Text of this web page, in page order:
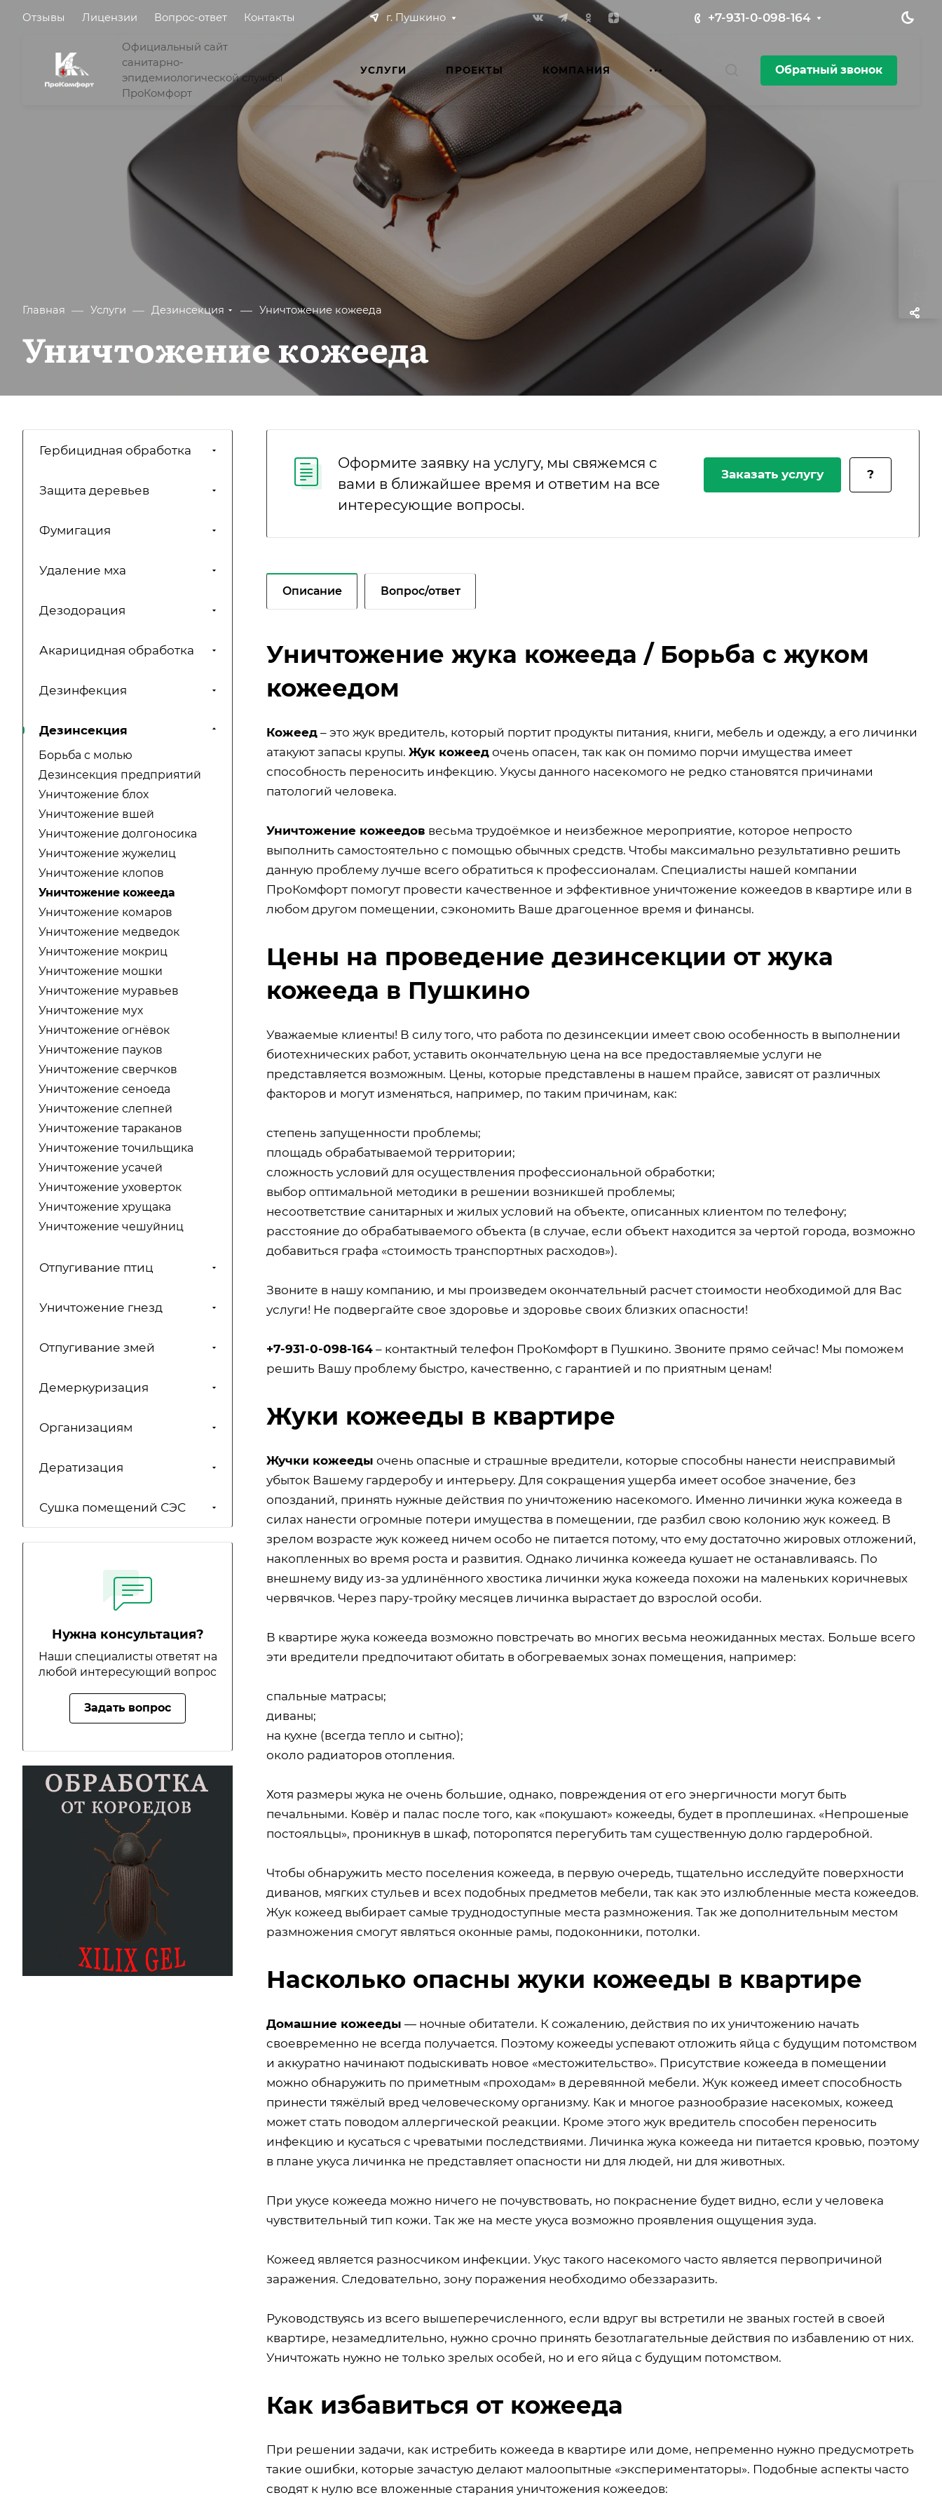
Отзывы Лицензии Вопрос-ответ Контакты г. Пушкино +7-931-0-098-164
Официальный сайт
санитарно-
эпидемиологической службы
ПроКомфорт
УСЛУГИ ПРОЕКТЫ КОМПАНИЯ Обратный звонок
Главная — Услуги — Дезинсекция — Уничтожение кожееда
Уничтожение кожееда
Оформите заявку на услугу, мы свяжемся с
вами в ближайшее время и ответим на все
интересующие вопросы.
Заказать услугу ?
Описание Вопрос/ответ
Уничтожение жука кожееда / Борьба с жуком
кожеедом
Кожеед – это жук вредитель, который портит продукты питания, книги, мебель и одежду, а его личинки
атакуют запасы крупы. Жук кожеед очень опасен, так как он помимо порчи имущества имеет
способность переносить инфекцию. Укусы данного насекомого не редко становятся причинами
патологий человека.
Уничтожение кожеедов весьма трудоёмкое и неизбежное мероприятие, которое непросто
выполнить самостоятельно с помощью обычных средств. Чтобы максимально результативно решить
данную проблему лучше всего обратиться к профессионалам. Специалисты нашей компании
ПроКомфорт помогут провести качественное и эффективное уничтожение кожеедов в квартире или в
любом другом помещении, сэкономить Ваше драгоценное время и финансы.
Цены на проведение дезинсекции от жука
кожееда в Пушкино
Уважаемые клиенты! В силу того, что работа по дезинсекции имеет свою особенность в выполнении
биотехнических работ, уставить окончательную цена на все предоставляемые услуги не
представляется возможным. Цены, которые представлены в нашем прайсе, зависят от различных
факторов и могут изменяться, например, по таким причинам, как:
степень запущенности проблемы;
площадь обрабатываемой территории;
сложность условий для осуществления профессиональной обработки;
выбор оптимальной методики в решении возникшей проблемы;
несоответствие санитарных и жилых условий на объекте, описанных клиентом по телефону;
расстояние до обрабатываемого объекта (в случае, если объект находится за чертой города, возможно
добавиться графа «стоимость транспортных расходов»).
Звоните в нашу компанию, и мы произведем окончательный расчет стоимости необходимой для Вас
услуги! Не подвергайте свое здоровье и здоровье своих близких опасности!
+7-931-0-098-164 – контактный телефон ПроКомфорт в Пушкино. Звоните прямо сейчас! Мы поможем
решить Вашу проблему быстро, качественно, с гарантией и по приятным ценам!
Жуки кожееды в квартире
Жучки кожееды очень опасные и страшные вредители, которые способны нанести неисправимый
убыток Вашему гардеробу и интерьеру. Для сокращения ущерба имеет особое значение, без
опозданий, принять нужные действия по уничтожению насекомого. Именно личинки жука кожееда в
силах нанести огромные потери имущества в помещении, где разбил свою колонию жук кожеед. В
зрелом возрасте жук кожеед ничем особо не питается потому, что ему достаточно жировых отложений,
накопленных во время роста и развития. Однако личинка кожееда кушает не останавливаясь. По
внешнему виду из-за удлинённого хвостика личинки жука кожееда похожи на маленьких коричневых
червячков. Через пару-тройку месяцев личинка вырастает до взрослой особи.
В квартире жука кожееда возможно повстречать во многих весьма неожиданных местах. Больше всего
эти вредители предпочитают обитать в обогреваемых зонах помещения, например:
спальные матрасы;
диваны;
на кухне (всегда тепло и сытно);
около радиаторов отопления.
Хотя размеры жука не очень большие, однако, повреждения от его энергичности могут быть
печальными. Ковёр и палас после того, как «покушают» кожееды, будет в проплешинах. «Непрошеные
постояльцы», проникнув в шкаф, поторопятся перегубить там существенную долю гардеробной.
Чтобы обнаружить место поселения кожееда, в первую очередь, тщательно исследуйте поверхности
диванов, мягких стульев и всех подобных предметов мебели, так как это излюбленные места кожеедов.
Жук кожеед выбирает самые труднодоступные места размножения. Так же дополнительным местом
размножения смогут являться оконные рамы, подоконники, потолки.
Насколько опасны жуки кожееды в квартире
Домашние кожееды — ночные обитатели. К сожалению, действия по их уничтожению начать
своевременно не всегда получается. Поэтому кожееды успевают отложить яйца с будущим потомством
и аккуратно начинают подыскивать новое «местожительство». Присутствие кожееда в помещении
можно обнаружить по приметным «проходам» в деревянной мебели. Жук кожеед имеет способность
принести тяжёлый вред человеческому организму. Как и многое разнообразие насекомых, кожеед
может стать поводом аллергической реакции. Кроме этого жук вредитель способен переносить
инфекцию и кусаться с чреватыми последствиями. Личинка жука кожееда ни питается кровью, поэтому
в плане укуса личинка не представляет опасности ни для людей, ни для животных.
При укусе кожееда можно ничего не почувствовать, но покраснение будет видно, если у человека
чувствительный тип кожи. Так же на месте укуса возможно проявления ощущения зуда.
Кожеед является разносчиком инфекции. Укус такого насекомого часто является первопричиной
заражения. Следовательно, зону поражения необходимо обеззаразить.
Руководствуясь из всего вышеперечисленного, если вдруг вы встретили не званых гостей в своей
квартире, незамедлительно, нужно срочно принять безотлагательные действия по избавлению от них.
Уничтожать нужно не только зрелых особей, но и его яйца с будущим потомством.
Как избавиться от кожееда
При решении задачи, как истребить кожееда в квартире или доме, непременно нужно предусмотреть
такие ошибки, которые зачастую делают малоопытные «экспериментаторы». Подобные аспекты часто
сводят к нулю все вложенные старания уничтожения кожеедов:
Гербицидная обработка
Защита деревьев
Фумигация
Удаление мха
Дезодорация
Акарицидная обработка
Дезинфекция
Дезинсекция
Борьба с молью
Дезинсекция предприятий
Уничтожение блох
Уничтожение вшей
Уничтожение долгоносика
Уничтожение жужелиц
Уничтожение клопов
Уничтожение кожееда
Уничтожение комаров
Уничтожение медведок
Уничтожение мокриц
Уничтожение мошки
Уничтожение муравьев
Уничтожение мух
Уничтожение огнёвок
Уничтожение пауков
Уничтожение сверчков
Уничтожение сеноеда
Уничтожение слепней
Уничтожение тараканов
Уничтожение точильщика
Уничтожение усачей
Уничтожение уховерток
Уничтожение хрущака
Уничтожение чешуйниц
Отпугивание птиц
Уничтожение гнезд
Отпугивание змей
Демеркуризация
Организациям
Дератизация
Сушка помещений СЭС
Нужна консультация?
Наши специалисты ответят на
любой интересующий вопрос
Задать вопрос